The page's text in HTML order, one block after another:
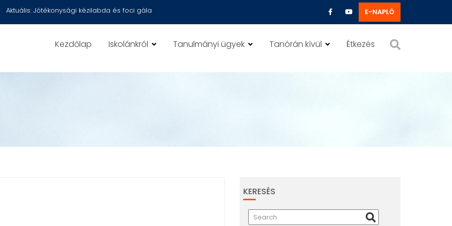
Aktuális: Jótékonysági kézilabda és foci gála E-NAPLÓ
Kezdőlap Iskolánkról Tanulmányi ügyek Tanórán kívül Étkezés
KERESÉS